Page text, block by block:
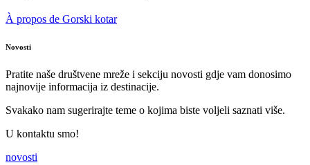
À propos de Gorski kotar
Novosti
Pratite naše društvene mreže i sekciju novosti gdje vam donosimo
najnovije informacija iz destinacije.
Svakako nam sugerirajte teme o kojima biste voljeli saznati više.
U kontaktu smo!
novosti